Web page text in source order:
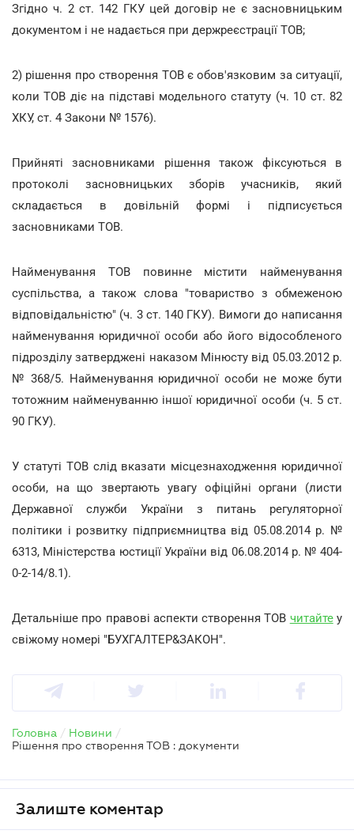
Згідно ч. 2 ст. 142 ГКУ цей договір не є засновницьким
документом і не надається при держреєстрації ТОВ;
2) рішення про створення ТОВ є обов'язковим за ситуації,
коли ТОВ діє на підставі модельного статуту (ч. 10 ст. 82
ХКУ, ст. 4 Закони № 1576).
Прийняті засновниками рішення також фіксуються в
протоколі засновницьких зборів учасників, який
складається в довільній формі і підписується
засновниками ТОВ.
Найменування ТОВ повинне містити найменування
суспільства, а також слова "товариство з обмеженою
відповідальністю" (ч. 3 ст. 140 ГКУ). Вимоги до написання
найменування юридичної особи або його відособленого
підрозділу затверджені наказом Мінюсту від 05.03.2012 р.
№ 368/5. Найменування юридичної особи не може бути
тотожним найменуванню іншої юридичної особи (ч. 5 ст.
90 ГКУ).
У статуті ТОВ слід вказати місцезнаходження юридичної
особи, на що звертають увагу офіційні органи (листи
Державної служби України з питань регуляторної
політики і розвитку підприємництва від 05.08.2014 р. №
6313, Міністерства юстиції України від 06.08.2014 р. № 404-
0-2-14/8.1).
Детальніше про правові аспекти створення ТОВ читайтеу
свіжому номері "БУХГАЛТЕР&ЗАКОН".
Головна / Новини /
Рішення про створення ТОВ : документи
Залиште коментар